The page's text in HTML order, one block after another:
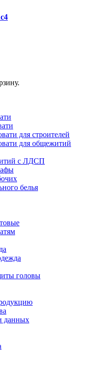
для строителей
для общежитий
с ЛДСП
белья
головы
данных